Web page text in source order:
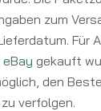
zum
Für
eBay gekauft
den
verfolgen.